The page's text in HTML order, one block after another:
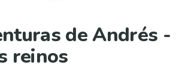
de Andrés -
reinos